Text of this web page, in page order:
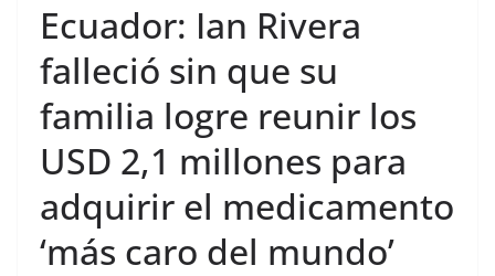
Ecuador: Ian Rivera
falleció sin que su
familia logre reunir los
USD 2,1 millones para
adquirir el medicamento
‘más caro del mundo’